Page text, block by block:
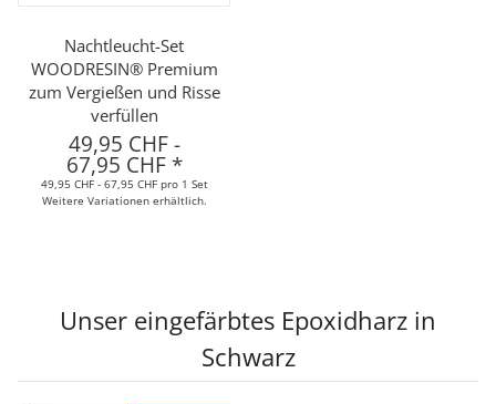
Nachtleucht-Set
WOODRESIN® Premium
zum Vergießen und Risse
verfüllen
49,95 CHF-
67,95 CHF *
49,95 CHF - 67,95 CHF pro 1 Set
Weitere Variationen erhältlich.
Unser eingefärbtes Epoxidharz in
Schwarz